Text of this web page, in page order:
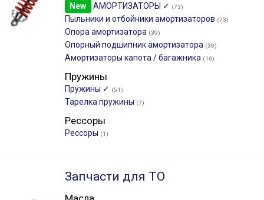
New АМОРТИЗАТОРЫ ✓ (73)
Пыльники и отбойники амортизаторов (73)
Опора амортизатора (39)
Опорный подшипник амортизатора (39)
Амортизаторы капота / багажника (16)
Пружины
Пружины ✓ (51)
Тарелка пружины (7)
Рессоры
Рессоры (1)
Запчасти для ТО